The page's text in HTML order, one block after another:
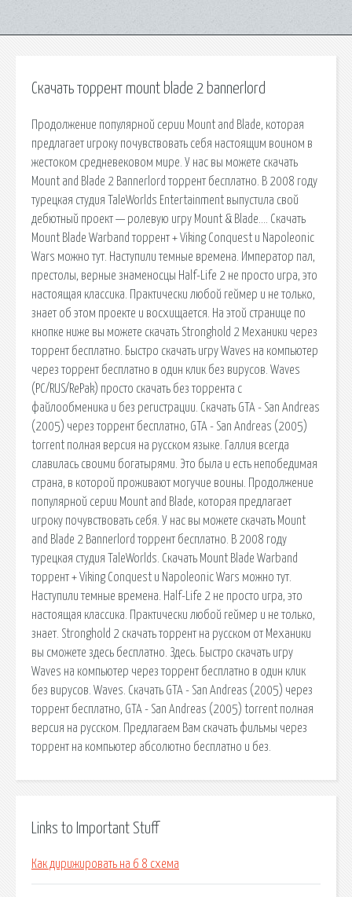
Скачать торрент mount blade 2 bannerlord
Продолжение популярной серии Mount and Blade, которая
предлагает игроку почувствовать себя настоящим воином в
жестоком средневековом мире. У нас вы можете скачать
Mount and Blade 2 Bannerlord торрент бесплатно. В 2008 году
турецкая студия TaleWorlds Entertainment выпустила свой
дебютный проект — ролевую игру Mount & Blade…. Скачать
Mount Blade Warband торрент + Viking Conquest и Napoleonic
Wars можно тут. Наступили темные времена. Император пал,
престолы, верные знаменосцы Half-Life 2 не просто игра, это
настоящая классика. Практически любой геймер и не только,
знает об этом проекте и восхищается. На этой странице по
кнопке ниже вы можете скачать Stronghold 2 Механики через
торрент бесплатно. Быстро скачать игру Waves на компьютер
через торрент бесплатно в один клик без вирусов. Waves
(PC/RUS/RePak) просто скачать без торрента с
файлообменика и без регистрации. Скачать GTA - San Andreas
(2005) через торрент бесплатно, GTA - San Andreas (2005)
torrent полная версия на русском языке. Галлия всегда
славилась своими богатырями. Это была и есть непобедимая
страна, в которой проживают могучие воины. Продолжение
популярной серии Mount and Blade, которая предлагает
игроку почувствовать себя. У нас вы можете скачать Mount
and Blade 2 Bannerlord торрент бесплатно. В 2008 году
турецкая студия TaleWorlds. Скачать Mount Blade Warband
торрент + Viking Conquest и Napoleonic Wars можно тут.
Наступили темные времена. Half-Life 2 не просто игра, это
настоящая классика. Практически любой геймер и не только,
знает. Stronghold 2 скачать торрент на русском от Механики
вы сможете здесь бесплатно. Здесь. Быстро скачать игру
Waves на компьютер через торрент бесплатно в один клик
без вирусов. Waves. Скачать GTA - San Andreas (2005) через
торрент бесплатно, GTA - San Andreas (2005) torrent полная
версия на русском. Предлагаем Вам скачать фильмы через
торрент на компьютер абсолютно бесплатно и без.
Links to Important Stuff
Как дирижировать на 6 8 схема